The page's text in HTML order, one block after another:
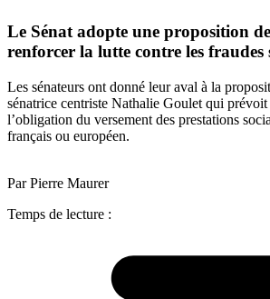
Le Sénat adopte une proposition
renforcer la lutte contre les fraudes
Les sénateurs ont donné leur aval à la
sénatrice centriste Nathalie Goulet qui
l’obligation du versement des prestations
français ou européen.
Par Pierre Maurer
Temps de lecture :